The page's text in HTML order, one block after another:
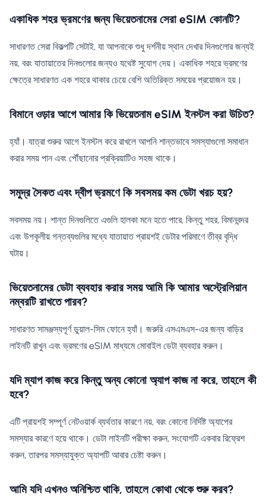
একাধিক শহর ভ্রমণের জন্য ভিয়েতনামের সেরা eSIM কোনটি?
সাধারণত সেরা বিকল্পটি সেটাই, যা আপনাকে শুধু দর্শনীয় স্থান দেখার দিনগুলোর জন্যই
নয়, বরং যাতায়াতের দিনগুলোর জন্যও যথেষ্ট সুযোগ দেয়। একাধিক শহরে ভ্রমণের
ক্ষেত্রে সাধারণত এক শহরে থাকার চেয়ে বেশি অতিরিক্ত সময়ের প্রয়োজন হয়।
বিমানে ওড়ার আগে আমার কি ভিয়েতনাম eSIM ইনস্টল করা উচিত?
হ্যাঁ। যাত্রা শুরুর আগে ইনস্টল করে রাখলে আপনি শান্তভাবে সমস্যাগুলো সমাধান
করার সময় পান এবং পৌঁছানোর প্রক্রিয়াটিও সহজ থাকে।
সমুদ্র সৈকত এবং দ্বীপ ভ্রমণে কি সবসময় কম ডেটা খরচ হয়?
সবসময় নয়। শান্ত দিনগুলিতে এগুলি হালকা মনে হতে পারে, কিন্তু শহর, বিমানবন্দর
এবং উপকূলীয় গন্তব্যগুলির মধ্যে যাতায়াত প্রায়শই ডেটার পরিমাণে তীব্র বৃদ্ধি
ঘটায়।
ভিয়েতনামের ডেটা ব্যবহার করার সময় আমি কি আমার অস্ট্রেলিয়ান
নম্বরটি রাখতে পারব?
সাধারণত সামঞ্জস্যপূর্ণ ডুয়াল-সিম ফোনে হ্যাঁ। জরুরি এসএমএস-এর জন্য বাড়ির
লাইনটি রাখুন এবং ভ্রমণের eSIM মাধ্যমে মোবাইল ডেটা ব্যবহার করুন।
যদি ম্যাপ কাজ করে কিন্তু অন্য কোনো অ্যাপ কাজ না করে, তাহলে কী
হবে?
এটি প্রায়শই সম্পূর্ণ নেটওয়ার্ক ব্যর্থতার কারণে নয়, বরং কোনো নির্দিষ্ট অ্যাপের
সমস্যার কারণে হয়ে থাকে। ডেটা লাইনটি পরীক্ষা করুন, সংযোগটি একবার রিফ্রেশ
করুন, তারপর সমস্যাযুক্ত অ্যাপটি আবার চেষ্টা করুন।
আমি যদি এখনও অনিশ্চিত থাকি, তাহলে কোথা থেকে শুরু করব?